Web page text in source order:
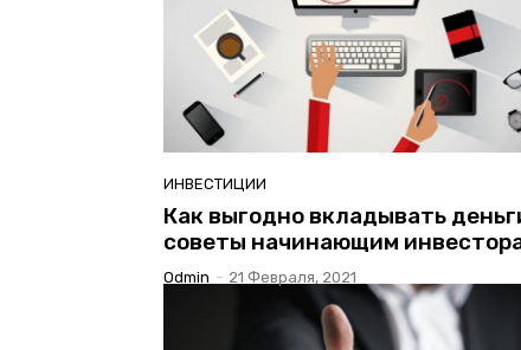
ИНВЕСТИЦИИ
Как выгодно вкладывать
советы начинающим
Odmin - 21 Февраля, 2021